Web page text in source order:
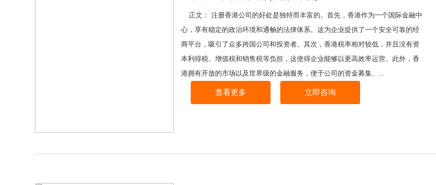
正文： 注册香港公司的好处是独特而丰富的。首先，香港作为一个国际金融中
心，享有稳定的政治环境和通畅的法律体系。这为企业提供了一个安全可靠的经
商平台，吸引了众多跨国公司和投资者。其次，香港税率相对较低，并且没有资
本利得税、增值税和销售税等负担，这使得企业能够以更高效率运营。此外，香
港拥有开放的市场以及世界级的金融服务，便于公司的资金募集、...
查看更多 立即咨询